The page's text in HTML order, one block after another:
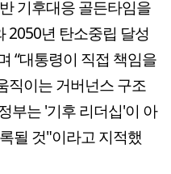
기후대응 골든타임을
2050년 탄소중립 달성
“대통령이 직접 책임을
직이는 거버넌스 구조
부는 '기후 리더십'이 아
될 것"이라고 지적했